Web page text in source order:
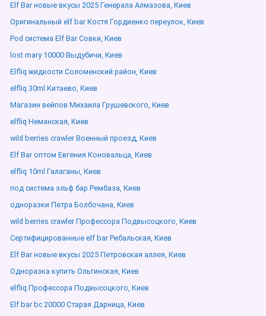
Elf Bar новые вкусы 2025 Генерала Алмазова, Киев
Оригинальный elf bar Костя Гордиенко переулок, Киев
Pod система Elf Bar Совки, Киев
lost mary 10000 Выдубичи, Киев
Elfliq жидкости Соломенский район, Киев
elfliq 30ml Китаево, Киев
Магазин вейпов Михаила Грушевского, Киев
elfliq Неманская, Киев
wild berries crawler Военный проезд, Киев
Elf Bar оптом Евгения Коновальца, Киев
elfliq 10ml Галаганы, Киев
под система эльф бар Рембаза, Киев
одноразки Петра Болбочана, Киев
wild berries crawler Профессора Подвысоцкого, Киев
Сертифицированные elf bar Рибальская, Киев
Elf Bar новые вкусы 2025 Петровская аллея, Киев
Одноразка купить Ольгинская, Киев
elfliq Профессора Подвысоцкого, Киев
Elf bar bc 20000 Старая Дарница, Киев